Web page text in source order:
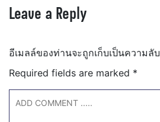
Leave a Reply
อีเมลล์ของท่านจะถูกเก็บเป็นความลับ
Required fields are marked *